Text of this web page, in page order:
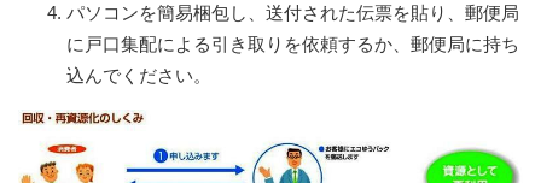
パソコンを簡易梱包し、送付された伝票を貼り、郵便局
に戸口集配による引き取りを依頼するか、郵便局に持ち
込んでください。